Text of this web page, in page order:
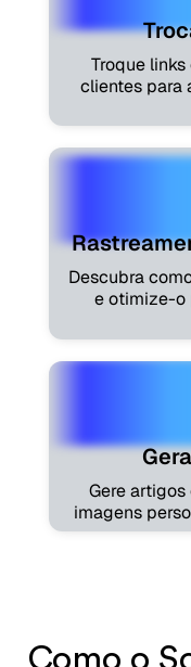
Troque
clientes para
Descubra
e otimize-o
Gere
imagens
Como o